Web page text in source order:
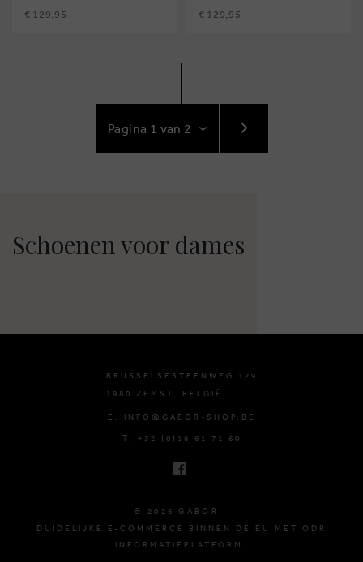
€ 129,95 € 129,95
NAAR
VOLGENDE
Schoenen voor dames
BRUSSELSESTEENWEG 129
1980 ZEMST, BELGIË
E. INFO@GABOR-SHOP.BE
T. +32 (0)16 61 71 60
© 2026 GABOR -
DUIDELIJKE E-COMMERCE BINNEN DE EU MET ODR
INFORMATIEPLATFORM.